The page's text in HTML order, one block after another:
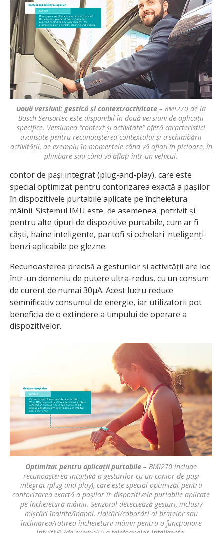
Două versiuni: gestică și context/activitate – BMI270 de la
Bosch Sensortec este disponibil în două versiuni de aplicații
specifice. Versiunea “context și activitate” oferă caracteristici
avansate pentru recunoașterea contextului și a schimbării
activității, de exemplu în momentele când vă aflați în picioare, în
plimbare sau când vă aflați într-un vehicul.
contor de pași integrat (plug-and-play), care este
special optimizat pentru contorizarea exactă a pașilor
în dispozitivele purtabile aplicate pe încheietura
mâinii. Sistemul IMU este, de asemenea, potrivit și
pentru alte tipuri de dispozitive purtabile, cum ar fi
căști, haine inteligente, pantofi și ochelari inteligenți
benzi aplicabile pe glezne.
Recunoașterea precisă a gesturilor și activității are loc
într-un domeniu de putere ultra-redus, cu un consum
de curent de numai 30μA. Acest lucru reduce
semnificativ consumul de energie, iar utilizatorii pot
beneficia de o extindere a timpului de operare a
dispozitivelor.
Optimizat pentru aplicații purtabile – BMI270 include
recunoașterea intuitivă a gesturilor cu un contor de pași
integrat (plug-and-play), care este special optimizat pentru
contorizarea exactă a pașilor în dispozitivele purtabile aplicate
pe încheietura mâinii. Senzorul detectează gesturi, inclusiv
mișcări înainte/înapoi, ridicări/coborâri al brațelor sau
înclinarea/rotirea încheieturii mâinii pentru o funcționare